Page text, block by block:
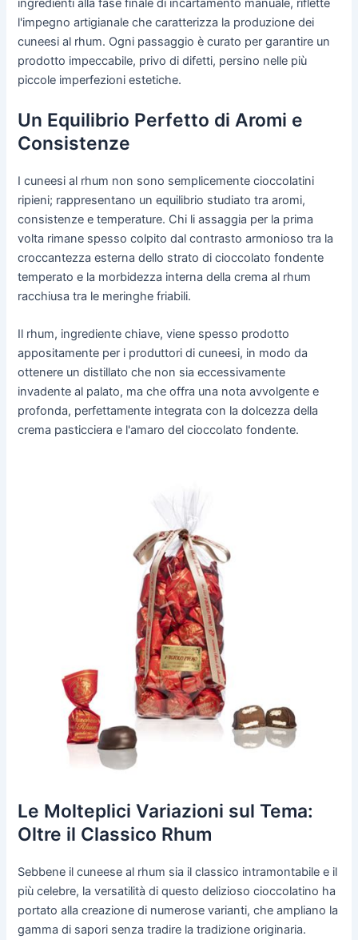
ingredienti alla fase finale di incartamento manuale, riflette
l'impegno artigianale che caratterizza la produzione dei
cuneesi al rhum. Ogni passaggio è curato per garantire un
prodotto impeccabile, privo di difetti, persino nelle più
piccole imperfezioni estetiche.
Un Equilibrio Perfetto di Aromi e
Consistenze
I cuneesi al rhum non sono semplicemente cioccolatini
ripieni; rappresentano un equilibrio studiato tra aromi,
consistenze e temperature. Chi li assaggia per la prima
volta rimane spesso colpito dal contrasto armonioso tra la
croccantezza esterna dello strato di cioccolato fondente
temperato e la morbidezza interna della crema al rhum
racchiusa tra le meringhe friabili.
Il rhum, ingrediente chiave, viene spesso prodotto
appositamente per i produttori di cuneesi, in modo da
ottenere un distillato che non sia eccessivamente
invadente al palato, ma che offra una nota avvolgente e
profonda, perfettamente integrata con la dolcezza della
crema pasticciera e l'amaro del cioccolato fondente.
Le Molteplici Variazioni sul Tema:
Oltre il Classico Rhum
Sebbene il cuneese al rhum sia il classico intramontabile e il
più celebre, la versatilità di questo delizioso cioccolatino ha
portato alla creazione di numerose varianti, che ampliano la
gamma di sapori senza tradire la tradizione originaria.